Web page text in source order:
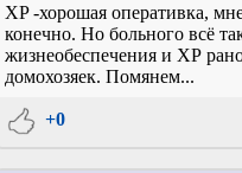
XP -хорошая оперативка,
конечно. Но больного всё
жизнеобеспечения и ХР
домохозяек. Помянем...
+0